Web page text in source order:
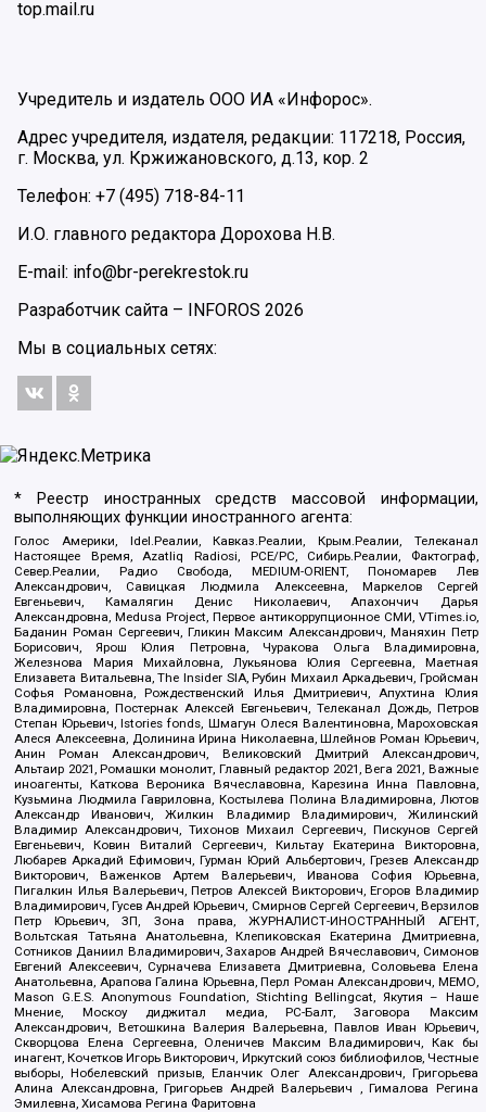
top.mail.ru
Учредитель и издатель ООО ИА «Инфорос».
Адрес учредителя, издателя, редакции: 117218, Россия,
г. Москва, ул. Кржижановского, д.13, кор. 2
Телефон: +7 (495) 718-84-11
И.О. главного редактора Дорохова Н.В.
E-mail: info@br-perekrestok.ru
Разработчик сайта –
INFOROS 2026
Мы в социальных сетях:
* Реестр иностранных средств массовой информации,
выполняющих функции иностранного агента:
Голос Америки, Idel.Реалии, Кавказ.Реалии, Крым.Реалии, Телеканал
Настоящее Время, Azatliq Radiosi, PCE/PC, Сибирь.Реалии, Фактограф,
Север.Реалии, Радио Свобода, MEDIUM-ORIENT, Пономарев Лев
Александрович, Савицкая Людмила Алексеевна, Маркелов Сергей
Евгеньевич, Камалягин Денис Николаевич, Апахончич Дарья
Александровна, Medusa Project, Первое антикоррупционное СМИ, VTimes.io,
Баданин Роман Сергеевич, Гликин Максим Александрович, Маняхин Петр
Борисович, Ярош Юлия Петровна, Чуракова Ольга Владимировна,
Железнова Мария Михайловна, Лукьянова Юлия Сергеевна, Маетная
Елизавета Витальевна, The Insider SIA, Рубин Михаил Аркадьевич, Гройсман
Софья Романовна, Рождественский Илья Дмитриевич, Апухтина Юлия
Владимировна, Постернак Алексей Евгеньевич, Телеканал Дождь, Петров
Степан Юрьевич, Istories fonds, Шмагун Олеся Валентиновна, Мароховская
Алеся Алексеевна, Долинина Ирина Николаевна, Шлейнов Роман Юрьевич,
Анин Роман Александрович, Великовский Дмитрий Александрович,
Альтаир 2021, Ромашки монолит, Главный редактор 2021, Вега 2021, Важные
иноагенты, Каткова Вероника Вячеславовна, Карезина Инна Павловна,
Кузьмина Людмила Гавриловна, Костылева Полина Владимировна, Лютов
Александр Иванович, Жилкин Владимир Владимирович, Жилинский
Владимир Александрович, Тихонов Михаил Сергеевич, Пискунов Сергей
Евгеньевич, Ковин Виталий Сергеевич, Кильтау Екатерина Викторовна,
Любарев Аркадий Ефимович, Гурман Юрий Альбертович, Грезев Александр
Викторович, Важенков Артем Валерьевич, Иванова София Юрьевна,
Пигалкин Илья Валерьевич, Петров Алексей Викторович, Егоров Владимир
Владимирович, Гусев Андрей Юрьевич, Смирнов Сергей Сергеевич, Верзилов
Петр Юрьевич, ЗП, Зона права, ЖУРНАЛИСТ-ИНОСТРАННЫЙ АГЕНТ,
Вольтская Татьяна Анатольевна, Клепиковская Екатерина Дмитриевна,
Сотников Даниил Владимирович, Захаров Андрей Вячеславович, Симонов
Евгений Алексеевич, Сурначева Елизавета Дмитриевна, Соловьева Елена
Анатольевна, Арапова Галина Юрьевна, Перл Роман Александрович, МЕМО,
Mason G.E.S. Anonymous Foundation, Stichting Bellingcat, Якутия – Наше
Мнение, Москоу диджитал медиа, РС-Балт, Заговора Максим
Александрович, Ветошкина Валерия Валерьевна, Павлов Иван Юрьевич,
Скворцова Елена Сергеевна, Оленичев Максим Владимирович, Как бы
инагент, Кочетков Игорь Викторович, Иркутский союз библиофилов, Честные
выборы, Нобелевский призыв, Еланчик Олег Александрович, Григорьева
Алина Александровна, Григорьев Андрей Валерьевич , Гималова Регина
Эмилевна, Хисамова Регина Фаритовна